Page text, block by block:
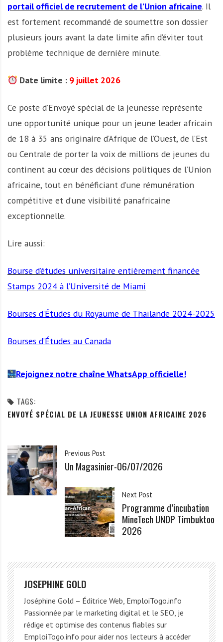
portail officiel de recrutement de l’Union africaine. Il
est fortement recommandé de soumettre son dossier
plusieurs jours avant la date limite afin d’éviter tout
problème technique de dernière minute.
Date limite : 9 juillet 2026
Ce poste d’Envoyé spécial de la jeunesse représente
une opportunité unique pour un jeune leader africain
de 18 à 35 ans originaire d’Afrique de l’Ouest, de l’Est
ou Centrale de porter la voix de millions de jeunes du
continent au cœur des décisions politiques de l’Union
africaine, tout en bénéficiant d’une rémunération
compétitive et d’une visibilité panafricaine
exceptionnelle.
Lire aussi:
Bourse d’études universitaire entièrement financée
Stamps 2024 à l’Université de Miami
Bourses d’Études du Royaume de Thaïlande 2024-2025
Bourses d’Études au Canada
Rejoignez notre chaîne WhatsApp officielle!
TAGS:
ENVOYÉ SPÉCIAL DE LA JEUNESSE UNION AFRICAINE 2026
Previous Post
Un Magasinier-06/07/2026
Next Post
Programme d’incubation
MineTech UNDP Timbuktoo
2026
JOSEPHINE GOLD
Joséphine Gold – Éditrice Web, EmploiTogo.info
Passionnée par le marketing digital et le SEO, je
rédige et optimise des contenus fiables sur
EmploiTogo.info pour aider nos lecteurs à accéder